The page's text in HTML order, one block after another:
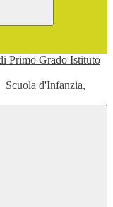
Scuola d'Infanzia,